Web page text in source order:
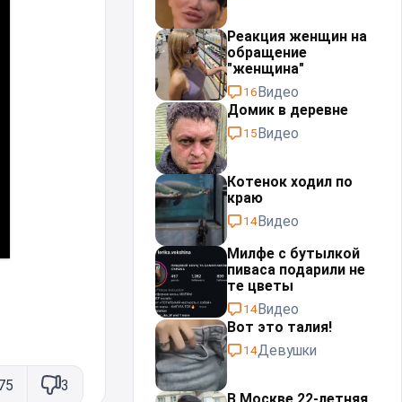
3
Реакция женщин на
обращение
"женщина"
16Видео
Домик в деревне
15Видео
Котенок ходил по
краю
14Видео
Милфе с бутылкой
пиваса подарили не
те цветы
14Видео
Вот это талия!
14Девушки